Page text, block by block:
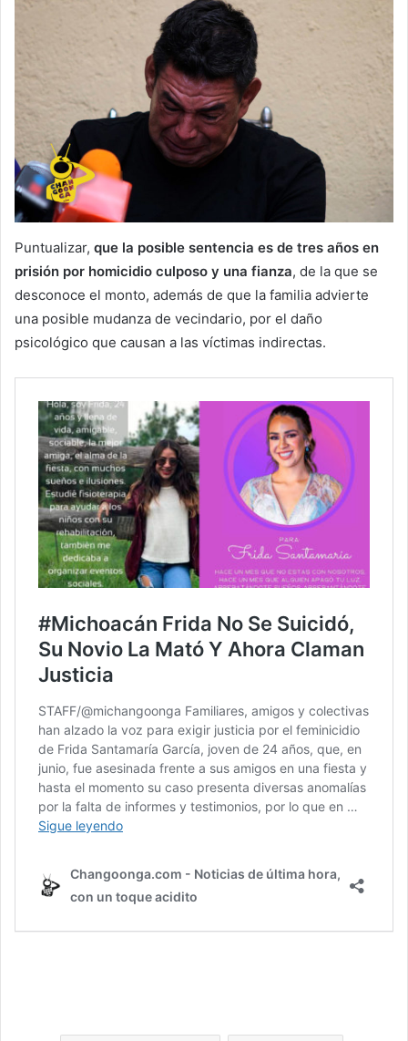
Puntualizar, que la posible sentencia es de tres años en
prisión por homicidio culposo y una fianza, de la que se
desconoce el monto, además de que la familia advierte
una posible mudanza de vecindario, por el daño
psicológico que causan a las víctimas indirectas.